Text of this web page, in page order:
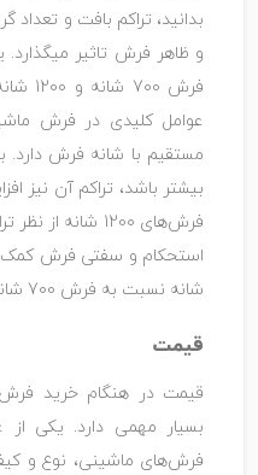
بدانید، تراکم بافت و
و ظاهر فرش تاثیر
فرش
عوامل کلیدی در فرش
مستقیم با شانه فرش
بیشتر باشد، تراکم آن نیز
فرش‌های 1200
شانه نسبت به فرش 700 شانه سفت‌تر و مقاوم‌تر است.
قیمت
بسیار مهمی دارد. یکی از
فرش‌های ماشینی، نوع و